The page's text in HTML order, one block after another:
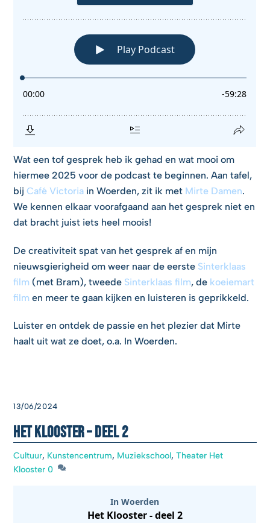
Wat een tof gesprek heb ik gehad en wat mooi om
hiermee 2025 voor de podcast te beginnen. Aan tafel,
bijCafé Victoria in Woerden, zit ik met Mirte Damen.
We kennen elkaar voorafgaand aan het gesprek niet en
dat bracht juist iets heel moois!
De creativiteit spat van het gesprek af en mijn
nieuwsgierigheid om weer naar de eerste Sinterklaas
film (met Bram), tweede Sinterklaas film, de koeiemart
film en meer te gaan kijken en luisteren is geprikkeld.
Luister en ontdek de passie en het plezier dat Mirte
haalt uit wat ze doet, o.a. In Woerden.
13/06/2024
Het Klooster – deel 2
Cultuur, Kunstencentrum, Muziekschool,Theater Het
Klooster 0